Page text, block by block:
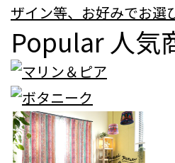
ザイン等、お好みでお選
Popular人気